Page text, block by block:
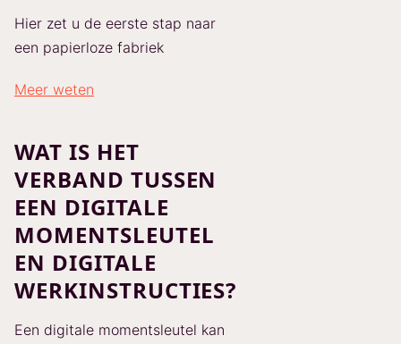
Hier zet u de eerste stap naar
een papierloze fabriek
Meer weten
WAT IS HET
VERBAND TUSSEN
EEN DIGITALE
MOMENTSLEUTEL
EN DIGITALE
WERKINSTRUCTIES?
Een digitale momentsleutel kan